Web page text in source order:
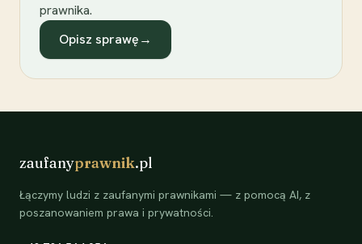
prawnika.
Opisz sprawę→
zaufanyprawnik.pl
Łączymy ludzi z zaufanymi prawnikami — z pomocą AI, z
poszanowaniem prawa i prywatności.